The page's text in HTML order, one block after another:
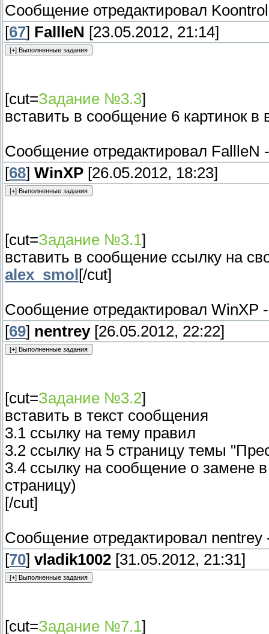
Сообщение отредактировал
[67] FallleN [23.05.2012, 21:14]
[cut=Задание №3.3]
вставить в сообщение 6 картинок
Сообщение отредактировал FallleN
[68] WinXP [26.05.2012, 18:23]
[cut=Задание №3.1]
вставить в сообщение ссылку на
alex_smol [/cut]
Сообщение отредактировал WinXP
[69] nentrey[26.05.2012, 22:22]
[cut=Задание №3.2]
вставить в текст сообщения
3.1 ссылку на тему правил
3.2 ссылку на 5 страницу темы
3.4 ссылку на сообщение о замене
страницу)
[/cut]
Сообщение отредактировал nentrey
[70] vladik1002 [31.05.2012, 21:31]
[cut=Задание №7.1]